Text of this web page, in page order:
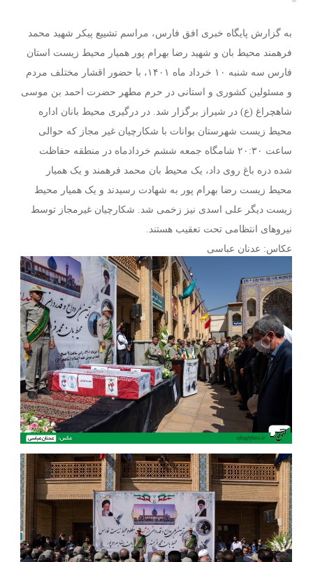
به گزارش پایگاه خبری افق فارس، مراسم تشییع پیکر شهید محمد
فرهمند محیط بان و شهید رضا بهرام پور همیار محیط زیست استان
فارس سه شنبه ۱۰ خرداد ماه ۱۴۰۱، با حضور اقشار مختلف مردم
و مسئولین کشوری و استانی در حرم مطهر حضرت احمد بن موسی
شاهچراغ (ع) در شیراز برگزار شد. در درگیری محیط بانان اداره
محیط زیست شهرستان بوانات با شکارچیان غیر مجاز که حوالی
ساعت ۲۰:۳۰ شامگاه جمعه ششم خردادماه در منطقه حفاظت
شده دره باغ روی داد، یک محیط بان محمد فرهمند و یک همیار
محیط زیست رضا بهرام پور به شهادت رسیدند و یک همیار محیط
زیست دیگر علی اسدی نیز زخمی شد. شکارچیان غیرمجاز توسط
نیروهای انتظامی تحت تعقیب هستند.
عکاس: عدنان عباسی